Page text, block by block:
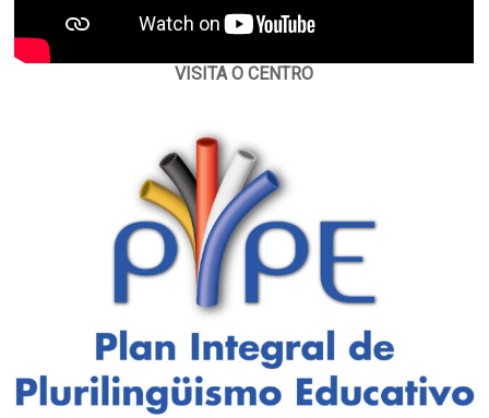
VISITA O CENTRO